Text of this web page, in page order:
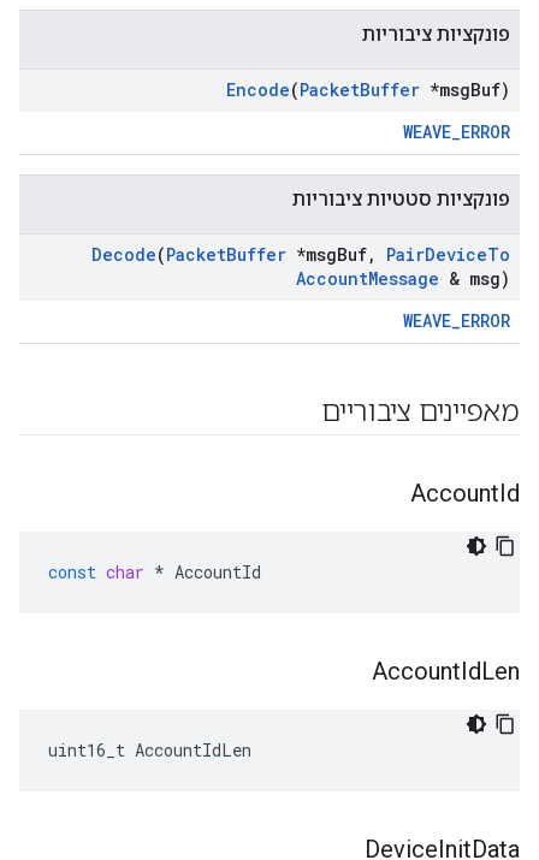
פונקציות ציבוריות
Encode(PacketBuffer *msgBuf)
WEAVE_ERROR
פונקציות סטטיות ציבוריות
Decode(PacketBuffer *msgBuf, PairDeviceTo
AccountMessage & msg)
WEAVE_ERROR
מאפיינים ציבוריים
AccountId
const char * AccountId
AccountIdLen
uint16_t AccountIdLen
DeviceInitData